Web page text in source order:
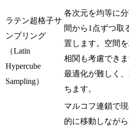
ラテン超格子サ
ンプリング
（Latin
Hypercube
Sampling）
各次元を均等に
間から1点ずつ取
置します。空間
相関も考慮でき
最適化が難しく
ちます。
マルコフ連鎖で
的に移動しなが